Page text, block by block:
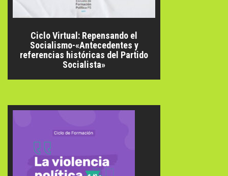
Ciclo Virtual: Repensando el
Socialismo-«Antecedentes y
referencias históricas del Partido
Socialista»